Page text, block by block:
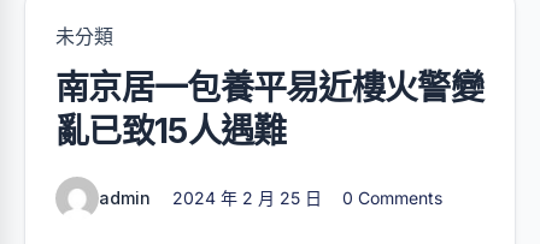
未分類
南京居一包養平易近樓火警變
亂已致15人遇難
admin 2024 年 2 月 25 日 0 Comments